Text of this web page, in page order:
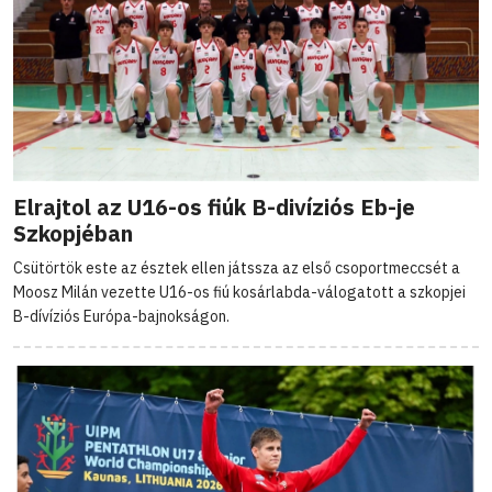
Elrajtol az U16-os fiúk B-divíziós Eb-je
Szkopjéban
Csütörtök este az észtek ellen játssza az első csoportmeccsét a
Moosz Milán vezette U16-os fiú kosárlabda-válogatott a szkopjei
B-dívíziós Európa-bajnokságon.